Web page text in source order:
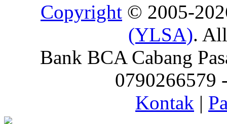
Copyright © 2005-
(YLSA).
Bank BCA Cabang
0790266579
Kontak |